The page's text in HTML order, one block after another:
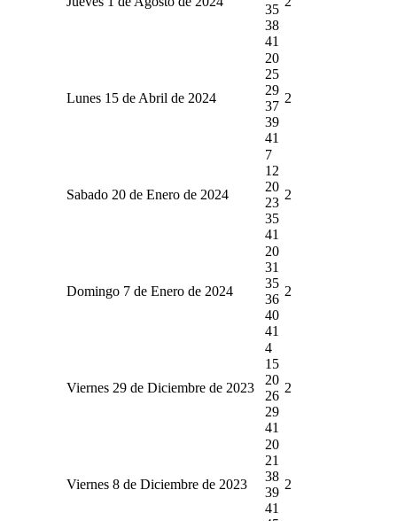
35
38
41
Lunes 15 de Abril de 2024
20
25
29
37
39
41
2
Sabado 20 de Enero de 2024
7
12
20
23
35
41
2
Domingo 7 de Enero de 2024
20
31
35
36
40
41
2
Viernes 29 de Diciembre de 2023
4
15
20
26
29
41
2
Viernes 8 de Diciembre de 2023
20
21
38
39
41
2